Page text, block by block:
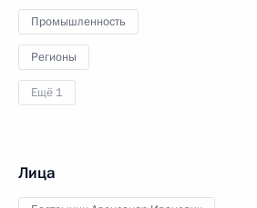
Промышленность
Регионы
Ещё 1
Лица